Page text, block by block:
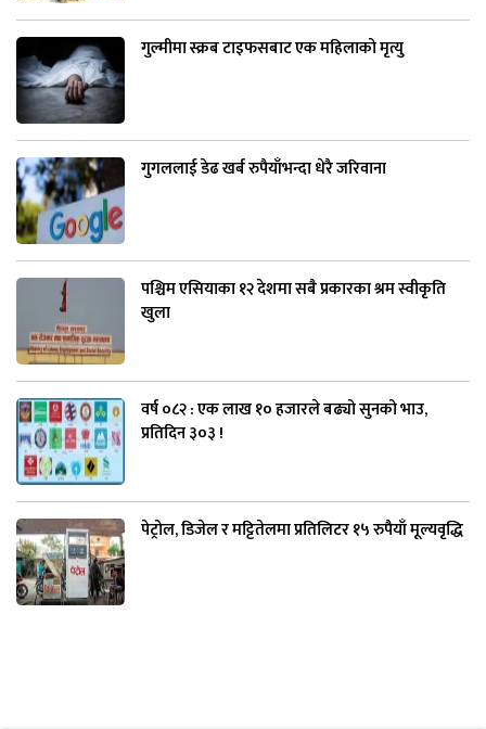
गुल्मीमा स्क्रब टाइफसबाट एक महिलाको मृत्यु
गुगललाई डेढ खर्ब रुपैयाँभन्दा धेरै जरिवाना
पश्चिम एसियाका १२ देशमा सबै प्रकारका श्रम स्वीकृति
खुला
वर्ष ०८२ : एक लाख १० हजारले बढ्यो सुनको भाउ,
प्रतिदिन ३०३ !
पेट्रोल, डिजेल र मट्टितेलमा प्रतिलिटर १५ रुपैयाँ मूल्यवृद्धि